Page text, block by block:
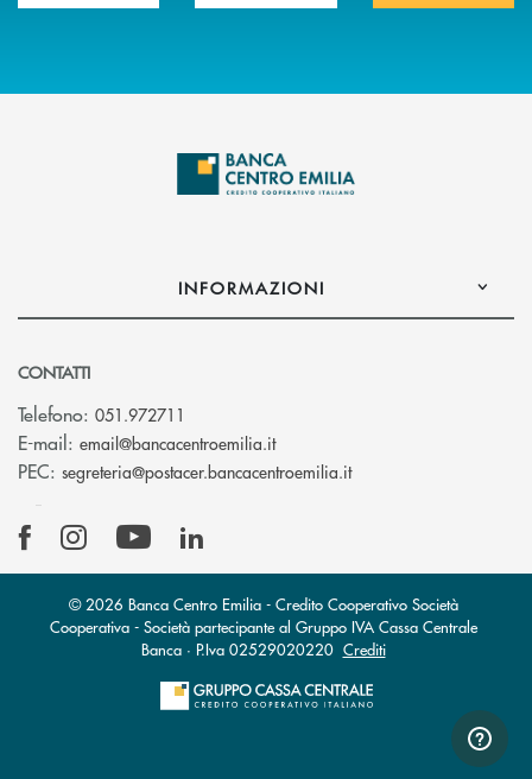
INFORMAZIONI
CONTATTI
Telefono: 051.972711
E-mail: email@bancacentroemilia.it(si apre l’app di posta
PEC: segreteria@postacer.bancacentroemilia.it(si apre l’app di
© 2026 Banca Centro Emilia - Credito Cooperativo Società
Cooperativa - Società partecipante al Gruppo IVA Cassa Centrale
Banca · P.Iva 02529020220 Crediti